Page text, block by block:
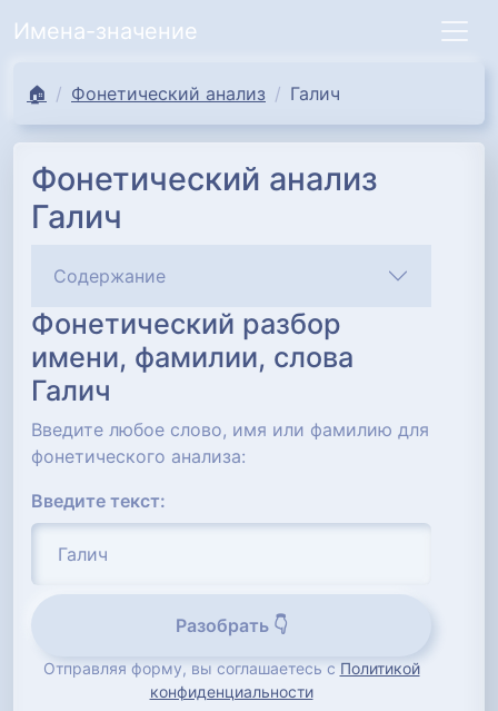
Имена-значение
🏠 Фонетический анализ Галич
Фонетический анализ
Галич
Содержание
Фонетический разбор
имени, фамилии, слова
Галич
Введите любое слово, имя или фамилию для
фонетического анализа:
Введите текст:
Разобрать 👇
Отправляя форму, вы соглашаетесь с Политикой
конфиденциальности